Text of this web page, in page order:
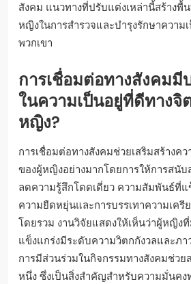
สังคม แนวทางที่ปรับแต่งเหล่านี้สร้าง
หญิงในการสำรวจและบำรุงรักษาความ
พวกเขา
การเชื่อมต่อทางสังคมมี
ในความเป็นอยู่ที่ดีทางจิ
หญิง?
การเชื่อมต่อทางสังคมช่วยเสริมสร้างค
ของผู้หญิงอย่างมากโดยการให้การสนั
ลดความรู้สึกโดดเดี่ยว ความสัมพันธ์ที่แ
ความยืดหยุ่นและการบรรเทาความเครี
โดยรวม งานวิจัยแสดงให้เห็นว่าผู้หญิง
แข็งแกร่งมีระดับความวิตกกังวลและภา
การมีส่วนร่วมในกิจกรรมทางสังคมช่วย
หนึ่ง ซึ่งเป็นสิ่งสำคัญสำหรับความมั่นค